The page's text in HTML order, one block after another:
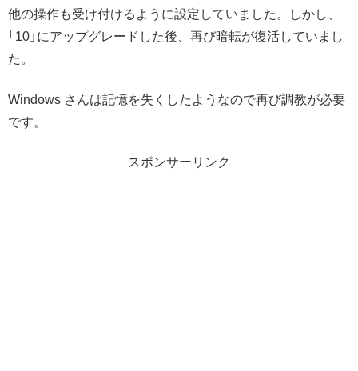
他の操作も受け付けるように設定していました。しかし、
「10」にアップグレードした後、再び暗転が復活していまし
た。
Windows さんは記憶を失くしたようなので再び調教が必要
です。
スポンサーリンク